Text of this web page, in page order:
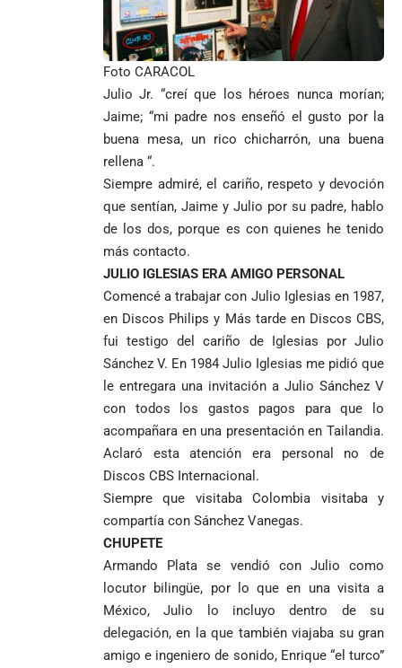
Foto CARACOL
Julio Jr. “creí que los héroes nunca morían;
Jaime; “mi padre nos enseñó el gusto por la
buena mesa, un rico chicharrón, una buena
rellena “.
Siempre admiré, el cariño, respeto y devoción
que sentían, Jaime y Julio por su padre, hablo
de los dos, porque es con quienes he tenido
más contacto.
JULIO IGLESIAS ERA AMIGO PERSONAL
Comencé a trabajar con Julio Iglesias en 1987,
en Discos Philips y Más tarde en Discos CBS,
fui testigo del cariño de Iglesias por Julio
Sánchez V. En 1984 Julio Iglesias me pidió que
le entregara una invitación a Julio Sánchez V
con todos los gastos pagos para que lo
acompañara en una presentación en Tailandia.
Aclaró esta atención era personal no de
Discos CBS Internacional.
Siempre que visitaba Colombia visitaba y
compartía con Sánchez Vanegas.
CHUPETE
Armando Plata se vendió con Julio como
locutor bilingüe, por lo que en una visita a
México, Julio lo incluyo dentro de su
delegación, en la que también viajaba su gran
amigo e ingeniero de sonido, Enrique “el turco”